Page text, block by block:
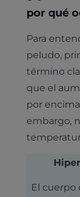
por qué
Para
peludo,
término
que el
por
embargo,
El